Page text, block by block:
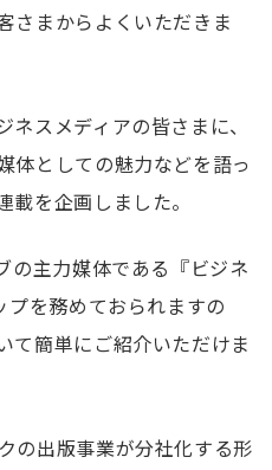
さまからよくいただきま
スメディアの皆さまに、
体としての魅力などを語っ
を企画しました。
の主力媒体である『ビジネ
を務めておられますの
て簡単にご紹介いただけま
の出版事業が分社化する形